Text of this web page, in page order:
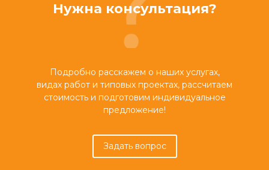
Нужна консультация?
Подробно расскажем о наших услугах,
видах работ и типовых проектах, рассчитаем
стоимость и подготовим индивидуальное
предложение!
Задать вопрос